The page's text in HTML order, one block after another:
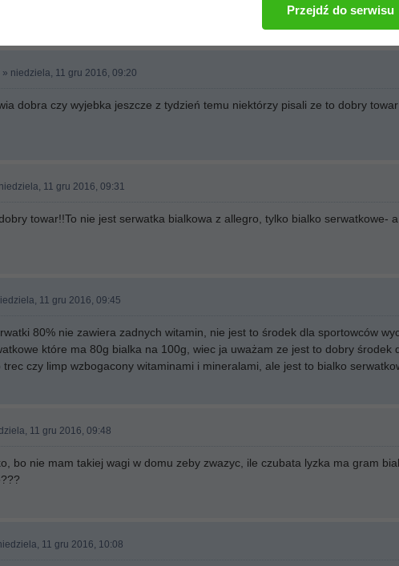
» niedziela, 11 gru 2016, 09:20
dobra czy wyjebka jeszcze z tydzień temu niektórzy pisali ze to dobry towar
11 gru 2016, 09:31
towar!!To nie jest serwatka bialkowa z allegro, tylko bialko serwatkowe-
11 gru 2016, 09:45
80% nie zawiera zadnych witamin, nie jest to środek dla sportowców
które ma 80g bialka na 100g, wiec ja uważam ze jest to dobry środek
czy limp wzbogacony witaminami i mineralami, ale jest to bialko
11 gru 2016, 09:48
bo nie mam takiej wagi w domu zeby zwazyc, ile czubata lyzka ma gram
11 gru 2016, 10:08
Przejdź do serwisu